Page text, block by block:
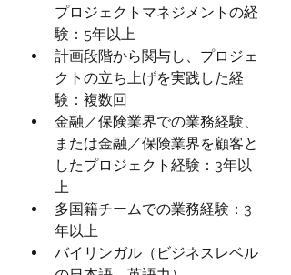
プロジェクトマネジメントの経
験：5年以上
計画段階から関与し、プロジェ
クトの立ち上げを実践した経
験：複数回
金融／保険業界での業務経験、
または金融／保険業界を顧客と
したプロジェクト経験：3年以
上
多国籍チームでの業務経験：3
年以上
バイリンガル（ビジネスレベル